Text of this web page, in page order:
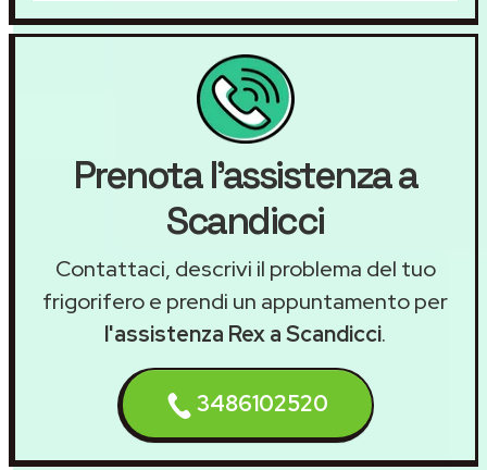
Prenota l'assistenza a
Scandicci
Contattaci, descrivi il problema del tuo
frigorifero e prendi un appuntamento per
l'assistenza Rex a Scandicci.
3486102520